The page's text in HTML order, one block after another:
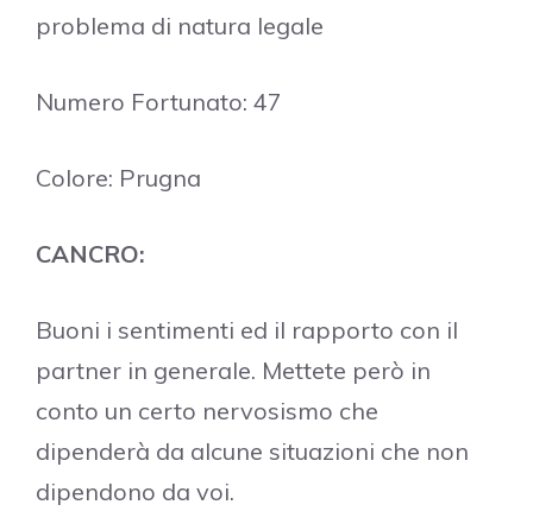
problema di natura legale
Numero Fortunato: 47
Colore: Prugna
CANCRO:
Buoni i sentimenti ed il rapporto con il
partner in generale. Mettete però in
conto un certo nervosismo che
dipenderà da alcune situazioni che non
dipendono da voi.